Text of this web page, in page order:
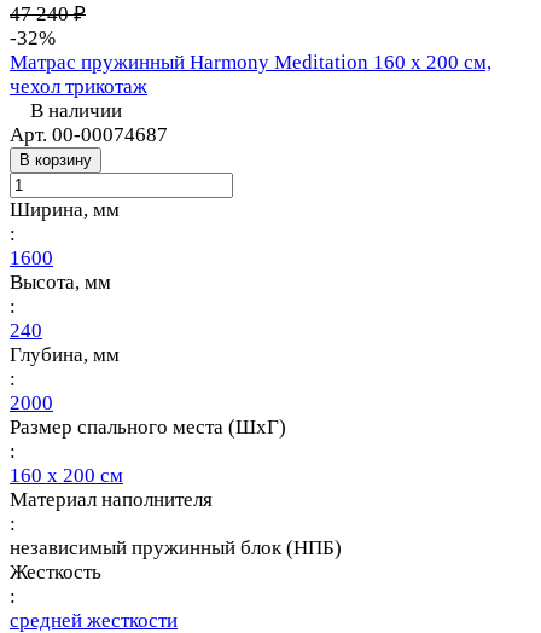
47 240 ₽
-32%
Матрас пружинный Harmony Meditation 160 х 200 см,
чехол трикотаж
В наличии
Арт. 00-00074687
В корзину
Ширина, мм
:
1600
Высота, мм
:
240
Глубина, мм
:
2000
Размер спального места (ШхГ)
:
160 х 200 см
Материал наполнителя
:
независимый пружинный блок (НПБ)
Жесткость
:
средней жесткости